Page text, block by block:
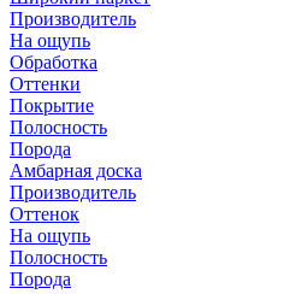
Производитель
На ощупь
Обработка
Оттенки
Покрытие
Полосность
Порода
Амбарная доска
Производитель
Оттенок
На ощупь
Полосность
Порода